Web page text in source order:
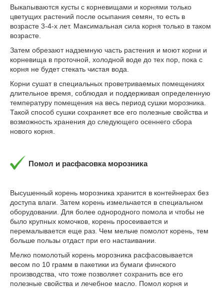
Выкапываются кусты с корневищами и корнями только
цветущих растений после осыпания семян, то есть в
возрасте 3-4-х лет. Максимальная сила корня только в таком
возрасте.
Затем обрезают надземную часть растения и моют корни и
корневища в проточной, холодной воде до тех пор, пока с
корня не будет стекать чистая вода.
Корни сушат в специальных проветриваемых помещениях
длительное время, соблюдая и поддерживая определенную
температуру помещения на весь период сушки морозника.
Такой способ сушки сохраняет все его полезные свойства и
возможность хранения до следующего осеннего сбора
нового корня.
Помол и расфасовка морозника
Высушенный корень морозника хранится в контейнерах без
доступа влаги. Затем корень измельчается в специальном
оборудовании. Для более однородного помола и чтобы не
было крупных комочков, корень просеивается и
перемалывается еще раз. Чем мельче помолот корень, тем
больше пользы отдаст при его настаивании.
Мелко помолотый корень морозника расфасовывается
весом по 10 грамм в пакетики из бумаги финского
производства, что тоже позволяет сохранить все его
полезные свойства и лечебное масло. Помол корня и